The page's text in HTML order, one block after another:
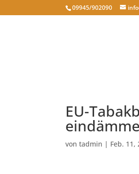
09945/902090
EU-
vontadmin | Feb. 11,